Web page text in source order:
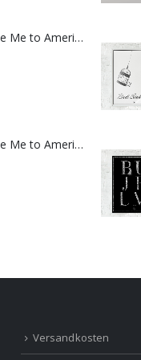
Bosna Take Me to America Navijačka Majica 4
Bosna Take Me to America Navijačka Majica 2
Versandkosten